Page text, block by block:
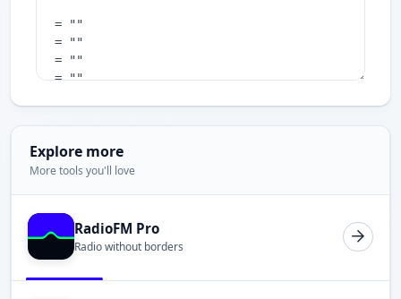
Explore more
More tools you'll love
RadioFM Pro
Radio without borders